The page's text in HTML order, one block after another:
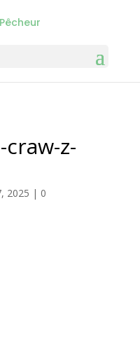
z-
2025 | 0